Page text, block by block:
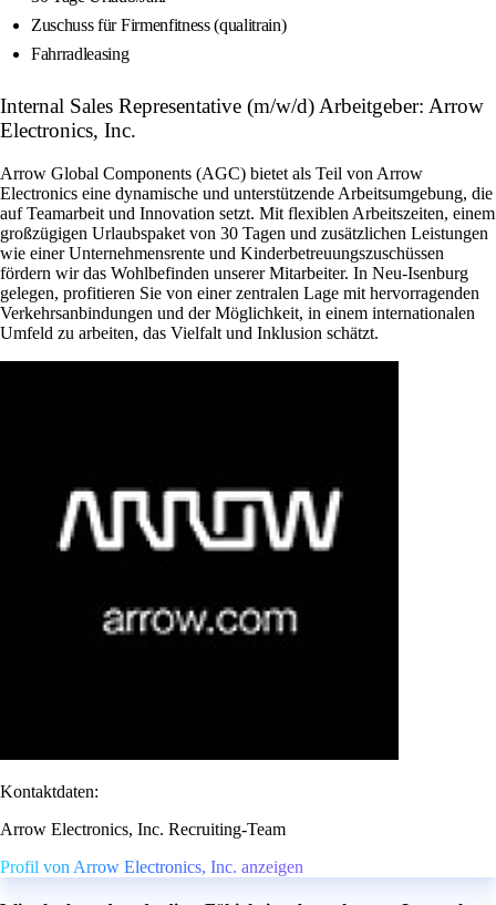
Zuschuss für Firmenfitness (qualitrain)
Fahrradleasing
Internal Sales Representative (m/w/d) Arbeitgeber: Arrow
Electronics, Inc.
Arrow Global Components (AGC) bietet als Teil von Arrow
Electronics eine dynamische und unterstützende Arbeitsumgebung, die
auf Teamarbeit und Innovation setzt. Mit flexiblen Arbeitszeiten, einem
großzügigen Urlaubspaket von 30 Tagen und zusätzlichen Leistungen
wie einer Unternehmensrente und Kinderbetreuungszuschüssen
fördern wir das Wohlbefinden unserer Mitarbeiter. In Neu-Isenburg
gelegen, profitieren Sie von einer zentralen Lage mit hervorragenden
Verkehrsanbindungen und der Möglichkeit, in einem internationalen
Umfeld zu arbeiten, das Vielfalt und Inklusion schätzt.
Kontaktdaten:
Arrow Electronics, Inc. Recruiting-Team
Profil von Arrow Electronics, Inc. anzeigen